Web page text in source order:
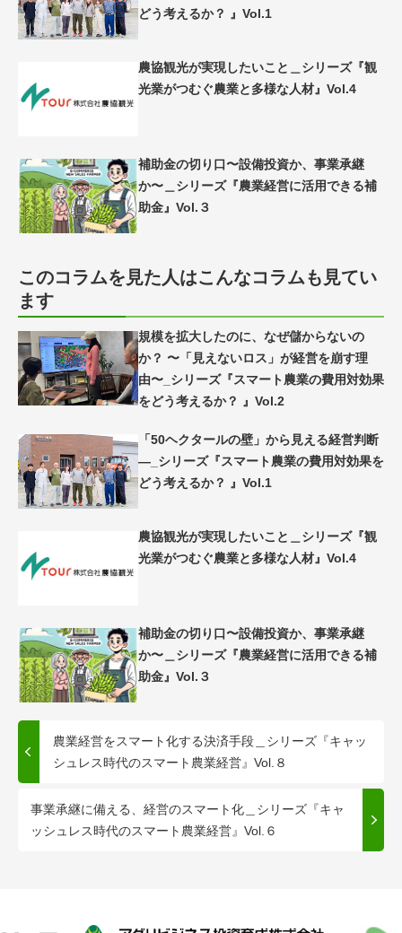
どう考えるか？ 』Vol.1
農協観光が実現したいこと＿シリーズ『観
光業がつむぐ農業と多様な人材』Vol.4
補助金の切り口〜設備投資か、事業承継
か〜＿シリーズ『農業経営に活用できる補
助金』Vol.３
このコラムを見た人はこんなコラムも見てい
ます
規模を拡大したのに、なぜ儲からないの
か？ 〜「見えないロス」が経営を崩す理
由〜_シリーズ『スマート農業の費用対効果
をどう考えるか？ 』Vol.2
「50ヘクタールの壁」から見える経営判断
―_シリーズ『スマート農業の費用対効果を
どう考えるか？ 』Vol.1
農協観光が実現したいこと＿シリーズ『観
光業がつむぐ農業と多様な人材』Vol.4
補助金の切り口〜設備投資か、事業承継
か〜＿シリーズ『農業経営に活用できる補
助金』Vol.３
農業経営をスマート化する決済手段＿シリーズ『キャッ
シュレス時代のスマート農業経営』Vol.８
事業承継に備える、経営のスマート化＿シリーズ『キャ
ッシュレス時代のスマート農業経営』Vol.６